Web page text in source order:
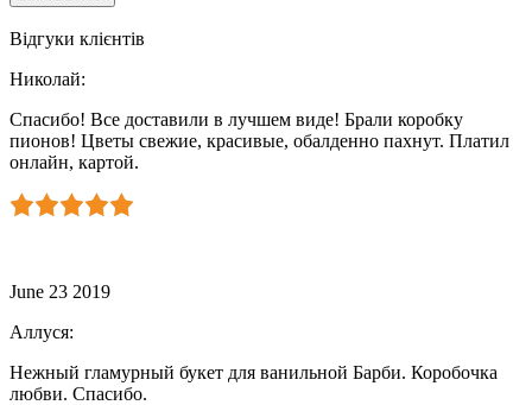
Відгуки клієнтів
Николай:
Спасибо! Все доставили в лучшем виде! Брали коробку
пионов! Цветы свежие, красивые, обалденно пахнут. Платил
онлайн, картой.
June 23 2019
Аллуся:
Нежный гламурный букет для ванильной Барби. Коробочка
любви. Спасибо.